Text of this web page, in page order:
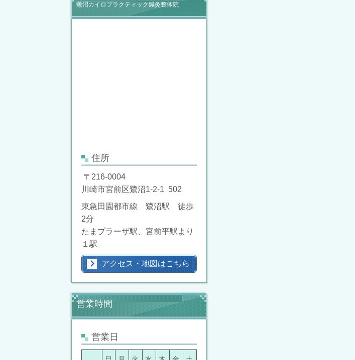
鷺沼カイロプラクティック鍼灸整体院
住所
〒216-0004
川崎市宮前区鷺沼1-2-1 502
東急田園都市線 鷺沼駅 徒歩
2分
たまプラーザ駅、宮前平駅より
１駅
アクセス・地図はこちら
営業時間
営業日